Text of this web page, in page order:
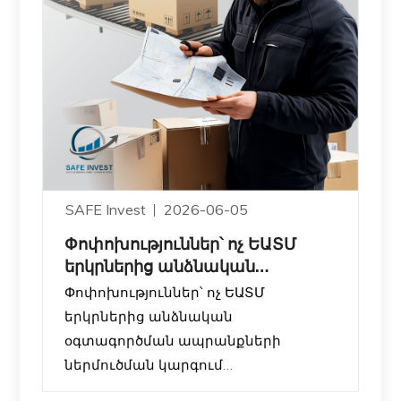
SAFE Invest 2026-06-05
Փոփոխություններ՝ ոչ ԵԱՏՄ
երկրներից անձնական
օգտագործման ապրանքների
ներ
Փոփոխություններ՝ ոչ ԵԱՏՄ
երկրներից անձնական
օգտագործման ապրանքների
ներմուծման կարգում